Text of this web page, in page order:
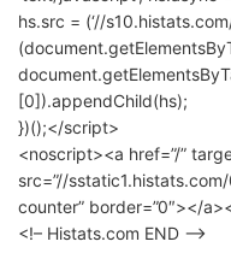
hs.src = (‘//
[0]).appendChild(hs);
})();</script>
<noscript><a href=”/”
src=”//
counter” border=”0″></
<!– Histats.com END –>